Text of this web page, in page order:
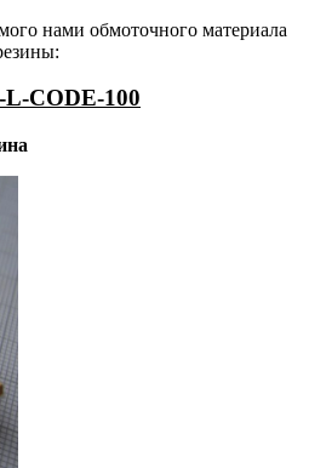
нами обмоточного материала
L-CODE-100